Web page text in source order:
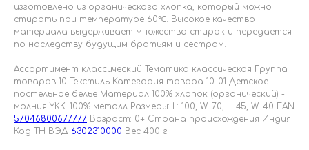
изготовлено из органического хлопка, который можно
стирать при температуре 60℃. Высокое качество
материала выдерживает множество стирок и передается
по наследству будущим братьям и сестрам.
Ассортимент классический Тематика классическая Группа
товаров 10 Текстиль Категория товара 10-01 Детское
постельное белье Материал 100% хлопок (органический) -
молния YKK: 100% металл Размеры: L: 100, W: 70, L: 45, W: 40 EAN
57046800677777 Возраст: 0+ Страна происхождения Индия
Код ТН ВЭД 6302310000 Вес 400 г